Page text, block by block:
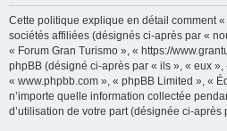
Cette politique explique en détail comment
sociétés affiliées (désignés ci-après par «
« Forum Gran Turismo », « https://
phpBB (désigné ci-après par « ils », « eux
« www.phpbb.com », « phpBB Limited », «
n’importe quelle information collectée
d’utilisation de votre part (désignée ci-après